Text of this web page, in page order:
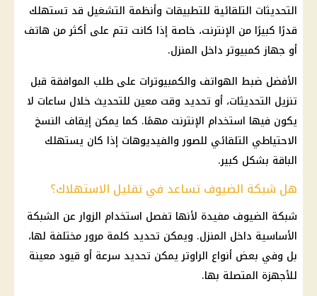
التحديثات التلقائية للتطبيقات وأنظمة التشغيل قد تستهلك
قدرًا كبيرًا من الإنترنت، خاصة إذا كانت تتم على أكثر من هاتف
أو جهاز كمبيوتر داخل المنزل.
الأفضل ضبط الهواتف والكمبيوترات على طلب الموافقة قبل
تنزيل التحديثات، أو تحديد وقت معين للتحديث خلال ساعات لا
يكون فيها استخدام الإنترنت مهمًا. كما يمكن إيقاف النسخ
الاحتياطي التلقائي للصور والفيديوهات إذا كان يستهلك
الباقة بشكل كبير.
هل شبكة الضيوف تساعد في تقليل الاستهلاك؟
شبكة الضيوف مفيدة لأنها تفصل استخدام الزوار عن الشبكة
الأساسية داخل المنزل. ويمكن تحديد كلمة مرور مختلفة لها،
بل وفي بعض أنواع الراوتر يمكن تحديد سرعة أو قيود معينة
للأجهزة المتصلة بها.